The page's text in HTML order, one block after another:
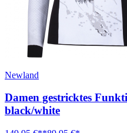
Newland
Damen gestricktes
black/white